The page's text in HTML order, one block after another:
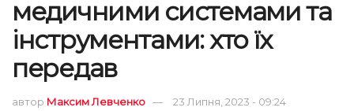
медичними системами та
інструментами: хто їх
передав
автор Максим Левченко 23 Липня, 2023 - 09:24